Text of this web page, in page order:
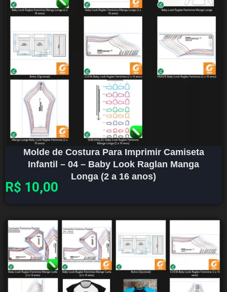
Molde de Costura Para Imprimir Camiseta
Infantil – 04 – Baby Look Raglan Manga
Longa (2 a 16 anos)
R$ 10,00